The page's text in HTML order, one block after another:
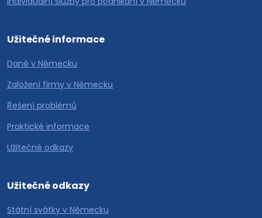
Užitečné informace
Daně v Německu
Založení firmy v Německu
Řešení problémů
Praktické informace
Užitečné odkazy
Užitečné odkazy
Státní svátky v Německu